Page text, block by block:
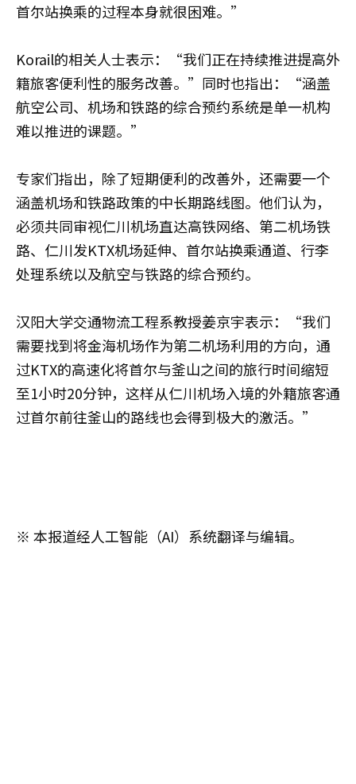
首尔站换乘的过程本身就很困难。”
Korail的相关人士表示：“我们正在持续推进提高外
籍旅客便利性的服务改善。”同时也指出：“涵盖
航空公司、机场和铁路的综合预约系统是单一机构
难以推进的课题。”
专家们指出，除了短期便利的改善外，还需要一个
涵盖机场和铁路政策的中长期路线图。他们认为，
必须共同审视仁川机场直达高铁网络、第二机场铁
路、仁川发KTX机场延伸、首尔站换乘通道、行李
处理系统以及航空与铁路的综合预约。
汉阳大学交通物流工程系教授姜京宇表示：“我们
需要找到将金海机场作为第二机场利用的方向，通
过KTX的高速化将首尔与釜山之间的旅行时间缩短
至1小时20分钟，这样从仁川机场入境的外籍旅客通
过首尔前往釜山的路线也会得到极大的激活。”
※ 本报道经人工智能（AI）系统翻译与编辑。